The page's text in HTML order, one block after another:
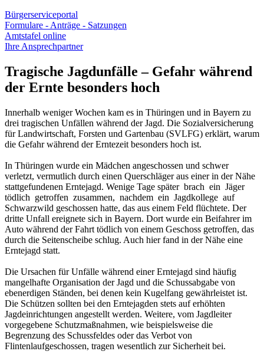
Bürgerserviceportal
Formulare - Anträge - Satzungen
Amtstafel online
Ihre Ansprechpartner
Tragische Jagdunfälle – Gefahr während
der Ernte besonders hoch
Innerhalb weniger Wochen kam es in Thüringen und in Bayern zu
drei tragischen Unfällen während der Jagd. Die Sozialversicherung
für Landwirtschaft, Forsten und Gartenbau (SVLFG) erklärt, warum
die Gefahr während der Erntezeit besonders hoch ist.
In Thüringen wurde ein Mädchen angeschossen und schwer
verletzt, vermutlich durch einen Querschläger aus einer in der Nähe
stattgefundenen Erntejagd. Wenige Tage später brach ein Jäger
tödlich getroffen zusammen, nachdem ein Jagdkollege auf
Schwarzwild geschossen hatte, das aus einem Feld flüchtete. Der
dritte Unfall ereignete sich in Bayern. Dort wurde ein Beifahrer im
Auto während der Fahrt tödlich von einem Geschoss getroffen, das
durch die Seitenscheibe schlug. Auch hier fand in der Nähe eine
Erntejagd statt.
Die Ursachen für Unfälle während einer Erntejagd sind häufig
mangelhafte Organisation der Jagd und die Schussabgabe von
ebenerdigen Ständen, bei denen kein Kugelfang gewährleistet ist.
Die Schützen sollten bei den Erntejagden stets auf erhöhten
Jagdeinrichtungen angestellt werden. Weitere, vom Jagdleiter
vorgegebene Schutzmaßnahmen, wie beispielsweise die
Begrenzung des Schussfeldes oder das Verbot von
Flintenlaufgeschossen, tragen wesentlich zur Sicherheit bei.